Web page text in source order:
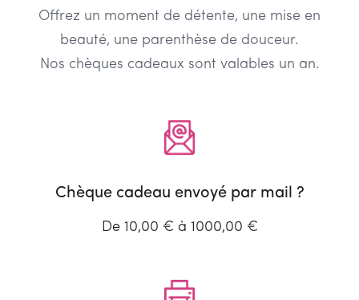
Offrez un moment de détente, une mise en
beauté, une parenthèse de douceur.
Nos chèques cadeaux sont valables un an.
Chèque cadeau envoyé par mail ?
De 10,00 € à 1000,00 €